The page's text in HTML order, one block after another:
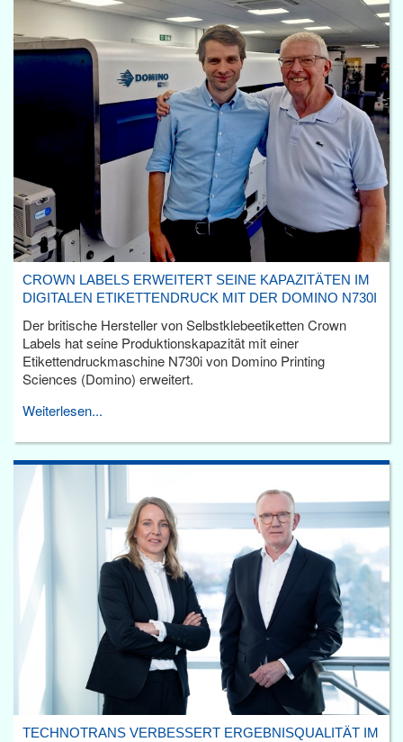
CROWN LABELS ERWEITERT SEINE KAPAZITÄTEN IM
DIGITALEN ETIKETTENDRUCK MIT DER DOMINO N730I
Der britische Hersteller von Selbstklebeetiketten Crown
Labels hat seine Produktionskapazität mit einer
Etikettendruckmaschine N730i von Domino Printing
Sciences (Domino) erweitert.
Weiterlesen...
TECHNOTRANS VERBESSERT ERGEBNISQUALITÄT IM